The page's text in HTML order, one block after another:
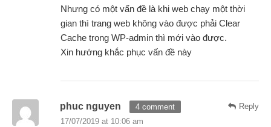
Nhưng có một vấn đề là khi web chạy một thời
gian thì trang web không vào được phải Clear
Cache trong WP-admin thì mới vào được.
Xin hướng khắc phục vấn đề này
Reply
phuc nguyen
4 comment
17/07/2019 at 10:06 am